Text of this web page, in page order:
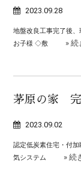
2023.09.28
地盤改良工事完了後
お子様 ◇敷
»
茅原の家
2023.09.02
認定低炭素住宅・付
気システム
» 続